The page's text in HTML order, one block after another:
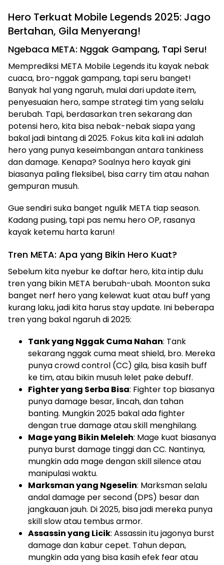
Hero Terkuat Mobile Legends 2025: Jago
Bertahan, Gila Menyerang!
Ngebaca META: Nggak Gampang, Tapi Seru!
Memprediksi META Mobile Legends itu kayak nebak
cuaca, bro-nggak gampang, tapi seru banget!
Banyak hal yang ngaruh, mulai dari update item,
penyesuaian hero, sampe strategi tim yang selalu
berubah. Tapi, berdasarkan tren sekarang dan
potensi hero, kita bisa nebak-nebak siapa yang
bakal jadi bintang di 2025. Fokus kita kali ini adalah
hero yang punya keseimbangan antara tankiness
dan damage. Kenapa? Soalnya hero kayak gini
biasanya paling fleksibel, bisa carry tim atau nahan
gempuran musuh.
Gue sendiri suka banget ngulik META tiap season.
Kadang pusing, tapi pas nemu hero OP, rasanya
kayak ketemu harta karun!
Tren META: Apa yang Bikin Hero Kuat?
Sebelum kita nyebur ke daftar hero, kita intip dulu
tren yang bikin META berubah-ubah. Moonton suka
banget nerf hero yang kelewat kuat atau buff yang
kurang laku, jadi kita harus stay update. Ini beberapa
tren yang bakal ngaruh di 2025:
Tank yang Nggak Cuma Nahan: Tank
sekarang nggak cuma meat shield, bro. Mereka
punya crowd control (CC) gila, bisa kasih buff
ke tim, atau bikin musuh lelet pake debuff.
Fighter yang Serba Bisa: Fighter top biasanya
punya damage besar, lincah, dan tahan
banting. Mungkin 2025 bakal ada fighter
dengan true damage atau skill menghilang.
Mage yang Bikin Meleleh: Mage kuat biasanya
punya burst damage tinggi dan CC. Nantinya,
mungkin ada mage dengan skill silence atau
manipulasi waktu.
Marksman yang Ngeselin: Marksman selalu
andal damage per second (DPS) besar dan
jangkauan jauh. Di 2025, bisa jadi mereka punya
skill slow atau tembus armor.
Assassin yang Licik: Assassin itu jagonya burst
damage dan kabur cepet. Tahun depan,
mungkin ada yang bisa kasih efek fear atau